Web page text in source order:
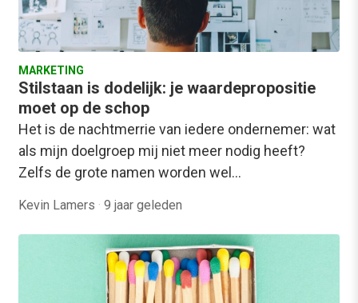
MARKETING
Stilstaan is dodelijk: je waardepropositie
moet op de schop
Het is de nachtmerrie van iedere ondernemer: wat
als mijn doelgroep mij niet meer nodig heeft?
Zelfs de grote namen worden wel…
Kevin Lamers · 9 jaar geleden